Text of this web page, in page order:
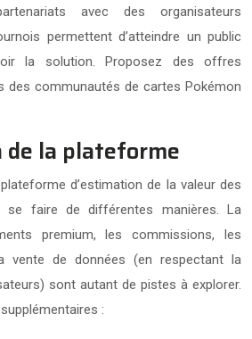
avec des organisateurs
permettent d’atteindre un public
la solution. Proposez des offres
des communautés de cartes Pokémon
la plateforme
d’estimation de la valeur des
se faire de différentes manières. La
premium, les commissions, les
vente de données (en respectant la
sont autant de pistes à explorer.
: